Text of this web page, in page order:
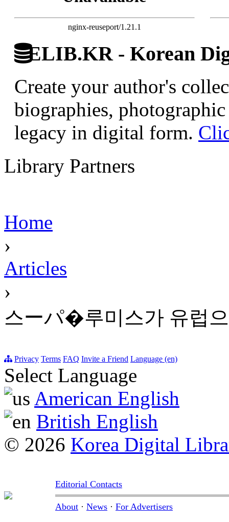
nginx-reuseport/1.21.1
ELIB.KR - Korean
Create your author's
biographies,
legacy in digital form.
Library Partners
Home
›
Articles
›
스ーパ�루미스가 유럽
Privacy Terms FAQ Invite a Friend Language (en)
Select Language
American English
British English
© 2026 Korea Digital
Editorial Contacts
About · News · For Advertisers